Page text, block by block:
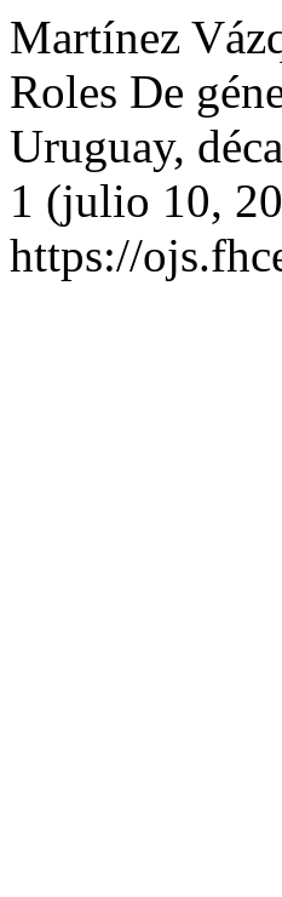
Martínez
Roles De
Uruguay,
1 (julio 10,
https://